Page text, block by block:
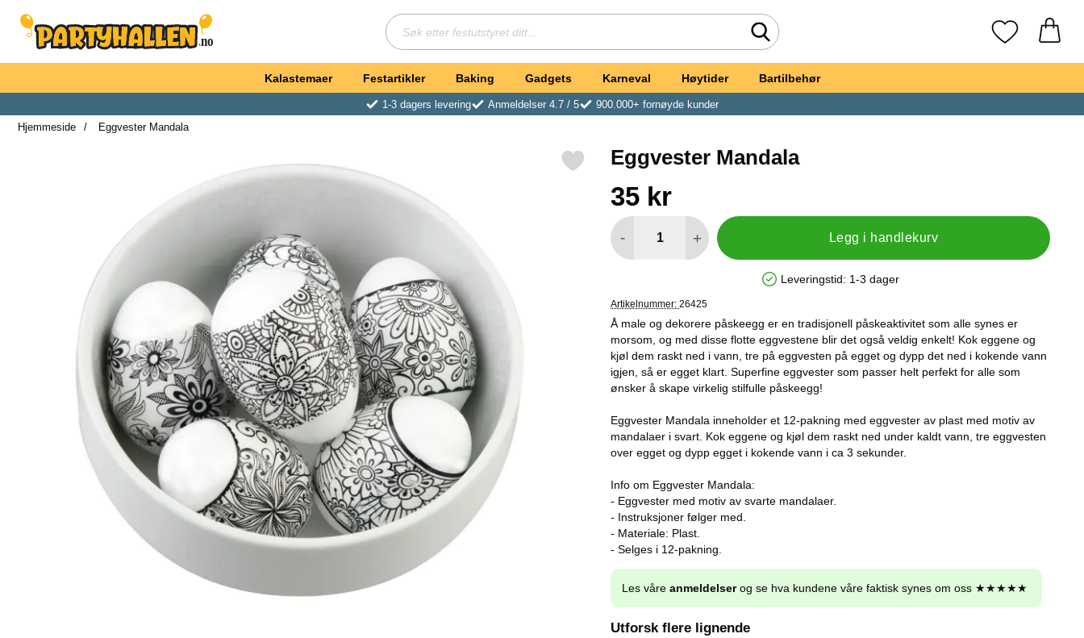
Søk
Søk
Startsiden for Partyhallen AB Mine favoritter
Kalastemaer Festartikler Baking Gadgets Karneval Høytider Bartilbehør
1-3 dagers levering Anmeldelser 4.7 / 5
900.000+ fornøyde kunder
Hjemmeside
Eggvester Mandala
Merk eggvester Mandala som favorittEggvester Mandala
pris
35 kr
- + Legg i handlekurv
Produkttilgjengelighet: På lager
Leveringstid: 1-3 dager
Artikelnummer: 26425
Å male og dekorere påskeegg er en tradisjonell påskeaktivitet som alle synes er
morsom, og med disse flotte eggvestene blir det også veldig enkelt! Kok eggene og
kjøl dem raskt ned i vann, tre på eggvesten på egget og dypp det ned i kokende vann
igjen, så er egget klart. Superfine eggvester som passer helt perfekt for alle som
ønsker å skape virkelig stilfulle påskeegg!
Eggvester Mandala inneholder et 12-pakning med eggvester av plast med motiv av
mandalaer i svart. Kok eggene og kjøl dem raskt ned under kaldt vann, tre eggvesten
over egget og dypp egget i kokende vann i ca 3 sekunder.
Info om Eggvester Mandala:
- Eggvester med motiv av svarte mandalaer.
- Instruksjoner følger med.
- Materiale: Plast.
- Selges i 12-pakning.
Les våre anmeldelserog se hva kundene våre faktisk synes om oss ★★★★★
Utforsk flere lignende